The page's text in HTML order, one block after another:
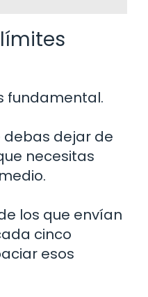
fundamental.
debas dejar de
necesitas
los que envían
cinco
esos